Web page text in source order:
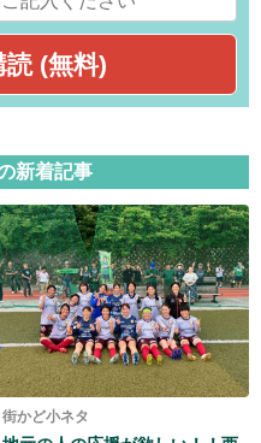
新着記事
街かど小ネタ